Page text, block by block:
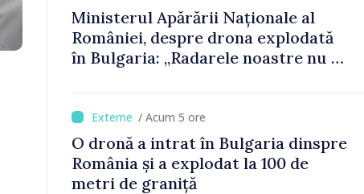
Ministerul Apărării Naționale al
României, despre drona explodată
în Bulgaria: „Radarele noastre nu au
/ Acum 5 ore
O dronă a intrat în Bulgaria dinspre
România și a explodat la 100 de
metri de graniță